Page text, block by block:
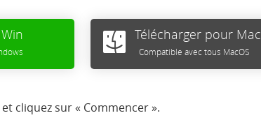
Télécharger pour Mac
Compatible avec tous MacOS
cliquez sur « Commencer ».